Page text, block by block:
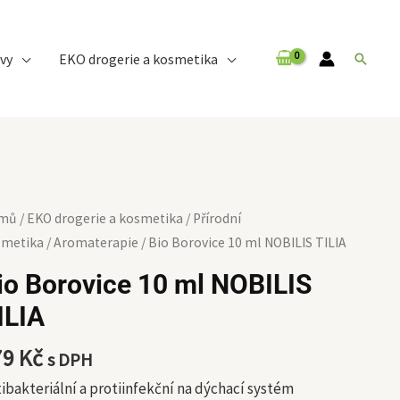
EKO drogerie a kosmetika Hledat
/ EKO drogerie a kosmetika / Přírodní
/Aromaterapie / Bio Borovice 10 ml NOBILIS TILIA
Borovice 10 ml NOBILIS
Kčs DPH
a protiinfekční na dýchací systém